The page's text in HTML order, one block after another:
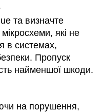
та визначте
які не
в системах,
Пропуск
найменшої шкоди.
на порушення,